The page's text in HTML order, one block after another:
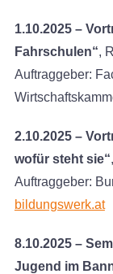
1.10.2025 –
Fahrschulen“,
Auftraggeber:
2.10.2025 –
wofür steht sie“
Auftraggeber:
bildungswerk.at
8.10.2025 –
Jugend im